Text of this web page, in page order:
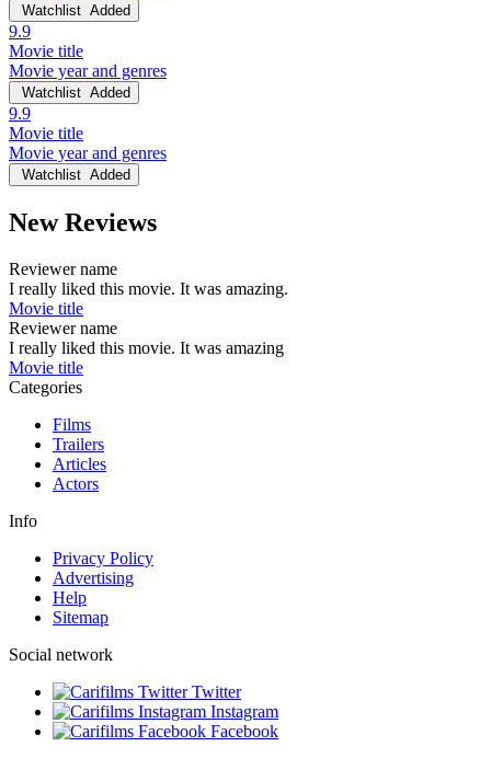
Watchlist Added
9.9
Movie title
Movie year and genres
Watchlist Added
9.9
Movie title
Movie year and genres
Watchlist Added
New Reviews
Reviewer name
I really liked this movie. It was amazing.
Movie title
Reviewer name
I really liked this movie. It was amazing
Movie title
Categories
Films
Trailers
Articles
Actors
Info
Privacy Policy
Advertising
Help
Sitemap
Social network
Twitter
Instagram
Facebook